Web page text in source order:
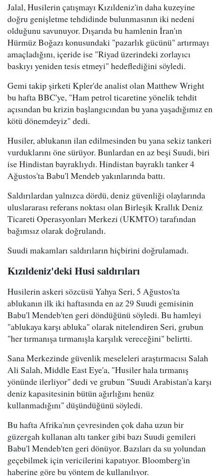
Jalal, Husilerin çatışmayı Kızıldeniz'in daha kuzeyine
doğru genişletme tehdidinde bulunmasının iki nedeni
olduğunu savunuyor. Dışarıda bu hamlenin İran'ın
Hürmüz Boğazı konusundaki "pazarlık gücünü" artırmayı
amaçladığını, içeride ise "Riyad üzerindeki zorlayıcı
baskıyı yeniden tesis etmeyi" hedeflediğini söyledi.
Gemi takip şirketi Kpler'de analist olan Matthew Wright
bu hafta BBC'ye, "Ham petrol ticaretine yönelik tehdit
açısından bu krizin başlangıcından bu yana yaşadığımız en
kötü dönemdeyiz" dedi.
Husiler, ablukanın ilan edilmesinden bu yana sekiz tankeri
vurduklarını öne sürüyor. Bunlardan en az beşi Suudi, biri
ise Hindistan bayraklıydı. Hindistan bayraklı tanker 4
Ağustos'ta Babu'l Mendeb yakınlarında battı.
Saldırılardan yalnızca dördü, deniz güvenliği olaylarında
uluslararası referans noktası olan Birleşik Krallık Deniz
Ticareti Operasyonları Merkezi (UKMTO) tarafından
bağımsız olarak doğrulandı.
Suudi makamları saldırıların hiçbirini doğrulamadı.
Kızıldeniz'deki Husi saldırıları
Husilerin askeri sözcüsü Yahya Seri, 5 Ağustos'ta
ablukanın ilk iki haftasında en az 29 Suudi gemisinin
Babu'l Mendeb'ten geri döndüğünü söyledi. Bu hamleyi
"ablukaya karşı abluka" olarak nitelendiren Seri, grubun
"her tırmanışa tırmanışla karşılık vereceğini" belirtti.
Sana Merkezinde güvenlik meseleleri araştırmacısı Salah
Ali Salah, Middle East Eye'a, "Husiler hala tırmanış
yönünde ilerliyor" dedi ve grubun "Suudi Arabistan'a karşı
deniz kapasitesinin bütün ağırlığını henüz
kullanmadığını" düşündüğünü söyledi.
Bu hafta Afrika'nın çevresinden çok daha uzun bir
güzergah kullanan altı tanker gibi bazı Suudi gemileri
Babu'l Mendeb'ten geri dönüyor. Bazıları da su yolundan
geçebilmek için vericilerini kapatıyor. Bloomberg'in
haberine göre bu yöntem de kullanılıyor.